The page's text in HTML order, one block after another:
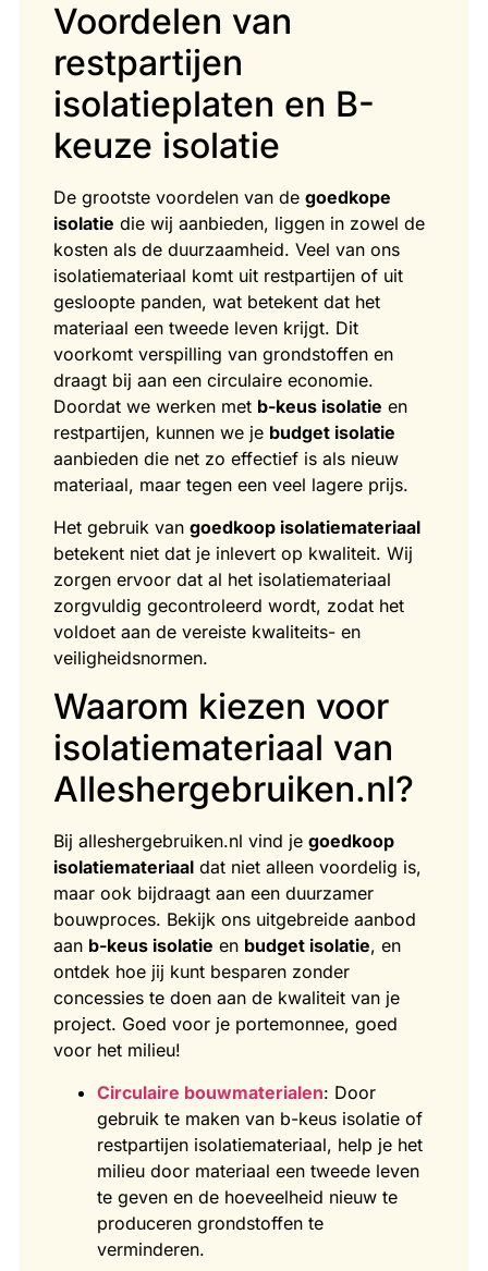
Voordelen van
restpartijen
isolatieplaten en B-
keuze isolatie
De grootste voordelen van de goedkope
isolatie die wij aanbieden, liggen in zowel de
kosten als de duurzaamheid. Veel van ons
isolatiemateriaal komt uit restpartijen of uit
gesloopte panden, wat betekent dat het
materiaal een tweede leven krijgt. Dit
voorkomt verspilling van grondstoffen en
draagt bij aan een circulaire economie.
Doordat we werken met b-keus isolatie en
restpartijen, kunnen we je budget isolatie
aanbieden die net zo effectief is als nieuw
materiaal, maar tegen een veel lagere prijs.
Het gebruik van goedkoop isolatiemateriaal
betekent niet dat je inlevert op kwaliteit. Wij
zorgen ervoor dat al het isolatiemateriaal
zorgvuldig gecontroleerd wordt, zodat het
voldoet aan de vereiste kwaliteits- en
veiligheidsnormen.
Waarom kiezen voor
isolatiemateriaal van
Alleshergebruiken.nl?
Bij alleshergebruiken.nl vind je goedkoop
isolatiemateriaaldat niet alleen voordelig is,
maar ook bijdraagt aan een duurzamer
bouwproces. Bekijk ons uitgebreide aanbod
aan b-keus isolatie en budget isolatie, en
ontdek hoe jij kunt besparen zonder
concessies te doen aan de kwaliteit van je
project. Goed voor je portemonnee, goed
voor het milieu!
Circulaire bouwmaterialen: Door
gebruik te maken van b-keus isolatie of
restpartijen isolatiemateriaal, help je het
milieu door materiaal een tweede leven
te geven en de hoeveelheid nieuw te
produceren grondstoffen te
verminderen.